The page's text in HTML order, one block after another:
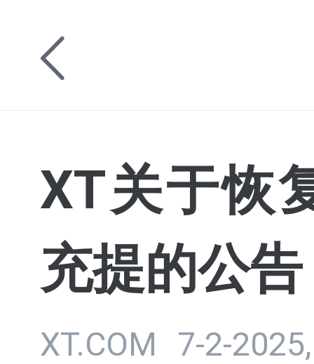
XT关于恢
充提的公告
XT.COM 7-2-2025,